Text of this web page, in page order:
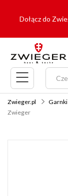
Dołącz do
Menu
główne
Zwieger.pl Garnki
Zwieger